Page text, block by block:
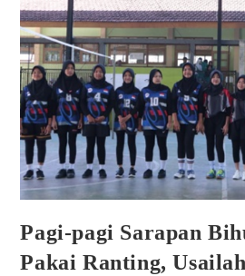
Pagi-pagi Sarapan
Pakai Ranting,